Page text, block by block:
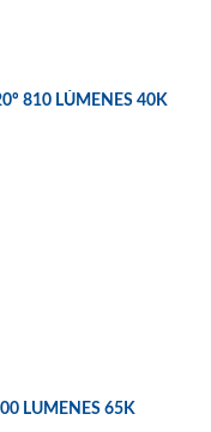
810 LÚMENES 40K
LUMENES 65K